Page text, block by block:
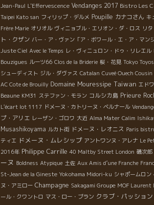
Jean-Paul L'Effervescence Vendanges 2017 Bistro Les
Taipei Kato san フィリップ・デルメ Poupille カナコさん キ
Frère Marie オリオル ヴィニョブル・エリオン・ダ・ロス リタ
ト・クザン バー・ア・ヴァン「ア・ボワール・エ・ア・マン
Juste Ciel Avec le Temps レ・ヴィニュロン・ドゥ・リレエル
Bouzigues ルーツ66 Clos de la Briderie 桜・花見 Tokyo
シューディスト ジル・ダヴァス Catalan Cuveé Ouech Cousin
AC Cote de Brouilly Domaine Mouressipe Taiwan エド
Beaune KM31 ステファン・モラン コルシカ島 Prieure
L'écart lot 1117 ドメーヌ・カトリーヌ・ベルナール
プ・アリエ レーザン・ゴロワ 大近 Alma Mater Calim
Musashikoyama ルカト街 ドメーヌ・レオニス Paris
ティエ ドメーヌ・ムレシップ アントワンヌ・アレナ Le
2016年 Philippe Carrille 40 Maltby Street London 磯次郎
ーヌ Boldness Atypique 土佐 Aux Amis d’une Franche
St-Jean de la Gineste Yokohama Midori-ku シャポームロン
ヌ・アミロー Champagne Sakagami Groupe MOF Laurent
ール・クワントロ マス・ロー・ブラン クラブ・パッショ